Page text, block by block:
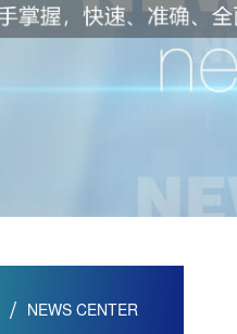
/ NEWS CENTER